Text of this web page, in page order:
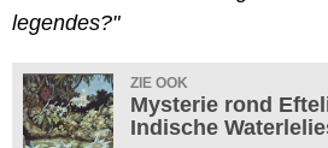
legendes?"
ZIE OOK
Mysterie rond
Indische